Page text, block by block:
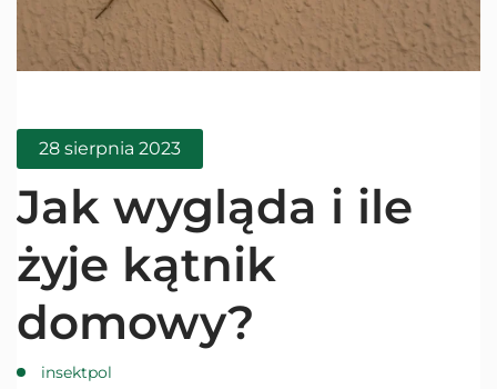
28 sierpnia 2023
Jak wygląda i ile
żyje kątnik
domowy?
insektpol